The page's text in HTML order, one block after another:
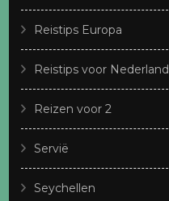
Reistips Europa
Reistips voor Nederland
Reizen voor 2
Servië
Seychellen